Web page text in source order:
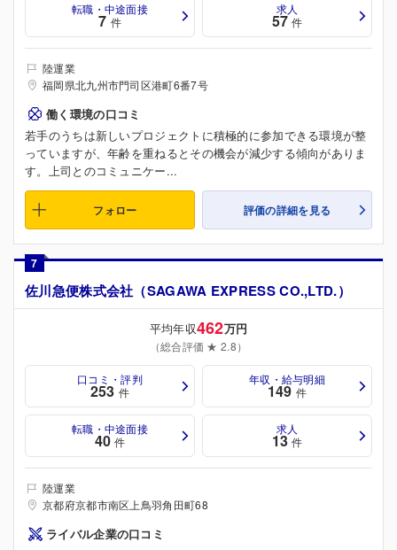
転職・中途面接
7 件
求人
57 件
陸運業
福岡県北九州市門司区港町6番7号
働く環境の口コミ
若手のうちは新しいプロジェクトに積極的に参加できる環境が整
っていますが、年齢を重ねるとその機会が減少する傾向がありま
す。上司とのコミュニケー...
フォロー 評価の詳細を見る
7
佐川急便株式会社（SAGAWA EXPRESS CO.,LTD.）
平均年収462万円
（総合評価 ★ 2.8）
口コミ・評判
253 件
年収・給与明細
149 件
転職・中途面接
40 件
求人
13 件
陸運業
京都府京都市南区上鳥羽角田町68
ライバル企業の口コミ